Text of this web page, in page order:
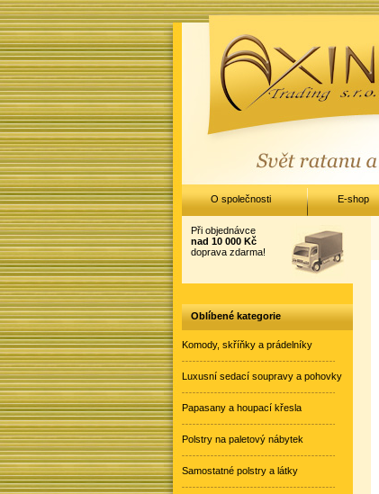
Při objednávce
nad 10 000 Kč
doprava zdarma!
Oblíbené kategorie
Komody, skříňky a prádelníky
Luxusní sedací soupravy a pohovky
Papasany a houpací křesla
Polstry na paletový nábytek
Samostatné polstry a látky
O společnosti E-shop